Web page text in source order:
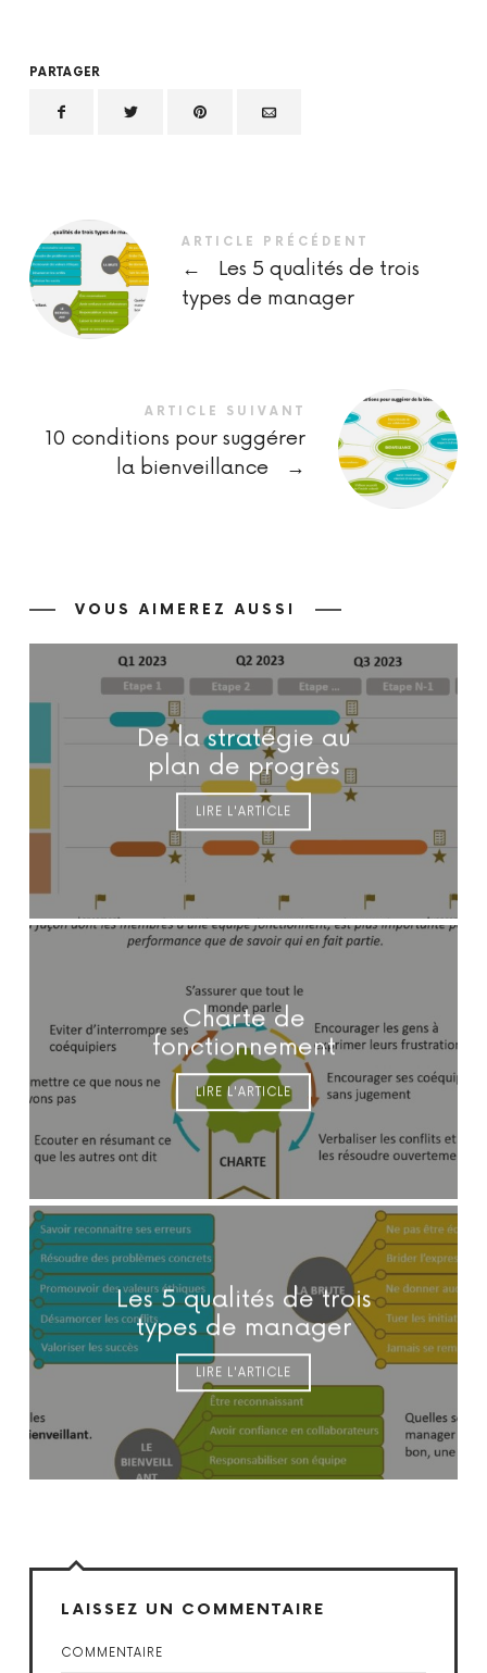
PARTAGER
ARTICLE PRÉCÉDENT
←
Les 5 qualités de trois
types de manager
ARTICLE SUIVANT
10 conditions pour suggérer
la bienveillance
→
VOUS AIMEREZ AUSSI
De la stratégie au
plan de progrès
LIRE L'ARTICLE
Charte de
fonctionnement
LIRE L'ARTICLE
Les 5 qualités de trois
types de manager
LIRE L'ARTICLE
LAISSEZ UN COMMENTAIRE
COMMENTAIRE